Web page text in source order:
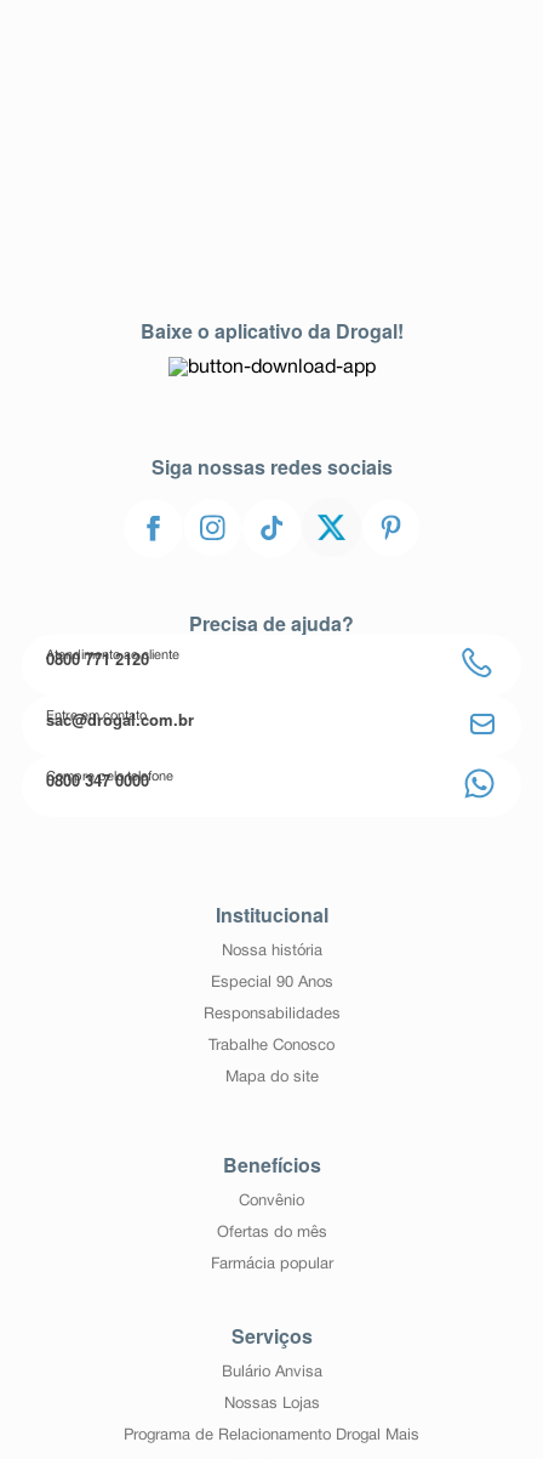
Baixe o aplicativo da Drogal!
Siga nossas redes sociais
Precisa de ajuda?
Atendimento ao cliente
0800 771 2120
Entre em contato
sac@drogal.com.br
Compre pelo telefone
0800 347 0000
Institucional
Nossa história
Especial 90 Anos
Responsabilidades
Trabalhe Conosco
Mapa do site
Benefícios
Convênio
Ofertas do mês
Farmácia popular
Serviços
Bulário Anvisa
Nossas Lojas
Programa de Relacionamento Drogal Mais